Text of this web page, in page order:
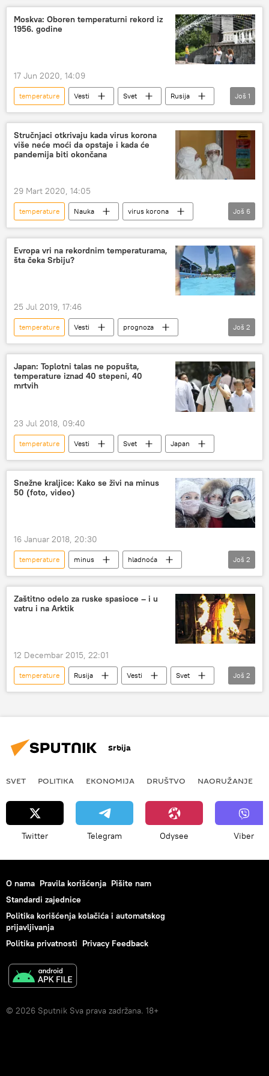
Moskva: Oboren temperaturni rekord iz
1956. godine
17 Jun 2020, 14:09
temperature Vesti Svet
Rusija
vrućina
Još 1
Stručnjaci otkrivaju kada virus korona
više neće moći da opstaje i kada će
pandemija biti okončana
29 Mart 2020, 14:05
temperature Nauka
virus korona
stručnjaci
epidemija
klima
Virus korona se širi planetom
Društvo
Sunce
Još 6
Evropa vri na rekordnim temperaturama,
šta čeka Srbiju?
25 Jul 2019, 17:46
temperature Vesti
prognoza
Evropa
vrućine
Još 2
Japan: Toplotni talas ne popušta,
temperature iznad 40 stepeni, 40
mrtvih
23 Jul 2018, 09:40
temperature Vesti Svet Japan
Snežne kraljice: Kako se živi na minus
50 (foto, video)
16 Januar 2018, 20:30
temperature minus
hladnoća
mraz
Društvo
Još 2
Zaštitno odelo za ruske spasioce – i u
vatru i na Arktik
12 Decembar 2015, 22:01
temperature Rusija Vesti
Svet
zaštitno odelo
Arktik
Još 2
Srbija
SVET POLITIKA EKONOMIJA DRUŠTVO NAORUŽANJE
Twitter Telegram Odysee Viber
O nama Pravila korišćenja Pišite nam
Standardi zajednice
Politika korišćenja kolačića i automatskog
prijavljivanja
Politika privatnosti Privacy Feedback
© 2026 Sputnik Sva prava zadržana. 18+